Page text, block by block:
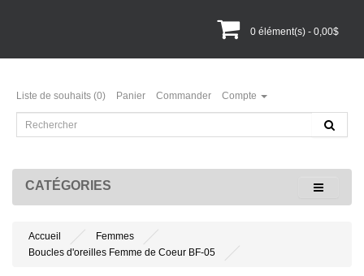
0 élément(s) - 0,00$
Liste de souhaits (0) Panier Commander Compte
CATÉGORIES
Accueil
Femmes
Boucles d'oreilles Femme de Coeur BF-05